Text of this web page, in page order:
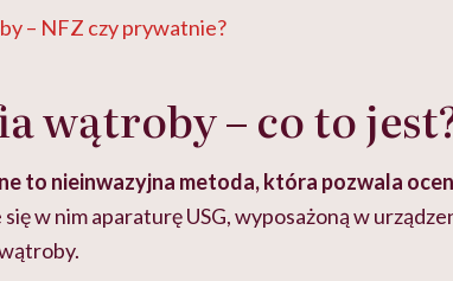
– NFZ czy prywatnie?
wątroby – co to
to nieinwazyjna metoda, która pozwala
w nim aparaturę USG, wyposażoną w